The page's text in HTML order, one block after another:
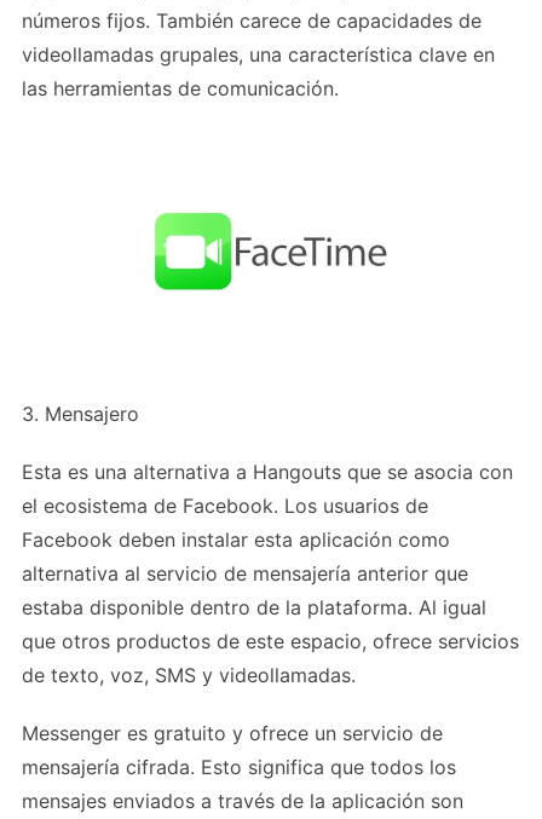
números fijos. También carece de capacidades de
videollamadas grupales, una característica clave en
las herramientas de comunicación.
3. Mensajero
Esta es una alternativa a Hangouts que se asocia con
el ecosistema de Facebook. Los usuarios de
Facebook deben instalar esta aplicación como
alternativa al servicio de mensajería anterior que
estaba disponible dentro de la plataforma. Al igual
que otros productos de este espacio, ofrece servicios
de texto, voz, SMS y videollamadas.
Messenger es gratuito y ofrece un servicio de
mensajería cifrada. Esto significa que todos los
mensajes enviados a través de la aplicación son